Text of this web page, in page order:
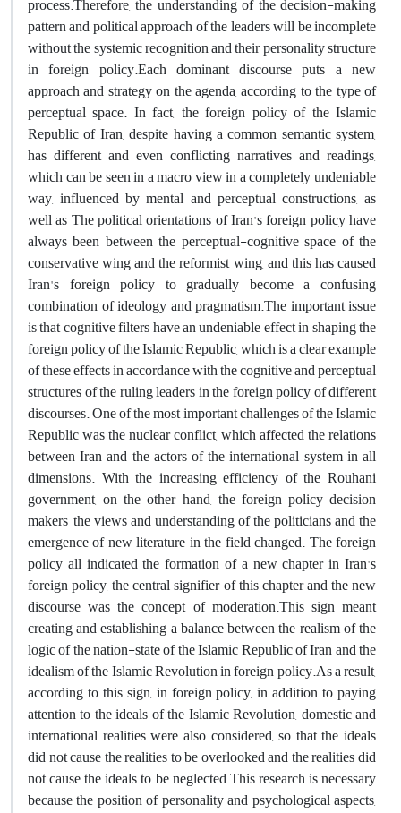
pattern and political approach of the leaders will be incomplete
without the systemic recognition and their personality structure
in foreign policy.Each dominant discourse puts a new
approach and strategy on the agenda, according to the type of
perceptual space. In fact, the foreign policy of the Islamic
Republic of Iran, despite having a common semantic system,
has different and even conflicting narratives and readings,
which can be seen in a macro view in a completely undeniable
way, influenced by mental and perceptual constructions, as
well as The political orientations of Iran's foreign policy have
always been between the perceptual-cognitive space of the
conservative wing and the reformist wing, and this has caused
Iran's foreign policy to gradually become a confusing
combination of ideology and pragmatism.The important issue
is that cognitive filters have an undeniable effect in shaping the
foreign policy of the Islamic Republic, which is a clear example
of these effects in accordance with the cognitive and perceptual
structures of the ruling leaders in the foreign policy of different
discourses. One of the most important challenges of the Islamic
Republic was the nuclear conflict, which affected the relations
between Iran and the actors of the international system in all
dimensions. With the increasing efficiency of the Rouhani
government, on the other hand, the foreign policy decision
makers, the views and understanding of the politicians and the
emergence of new literature in the field changed. The foreign
policy all indicated the formation of a new chapter in Iran's
foreign policy, the central signifier of this chapter and the new
discourse was the concept of moderation.This sign meant
creating and establishing a balance between the realism of the
logic of the nation-state of the Islamic Republic of Iran and the
idealism of the Islamic Revolution in foreign policy.As a result,
according to this sign, in foreign policy, in addition to paying
attention to the ideals of the Islamic Revolution, domestic and
international realities were also considered, so that the ideals
did not cause the realities to be overlooked and the realities did
not cause the ideals to be neglected.This research is necessary
because the position of personality and psychological aspects,